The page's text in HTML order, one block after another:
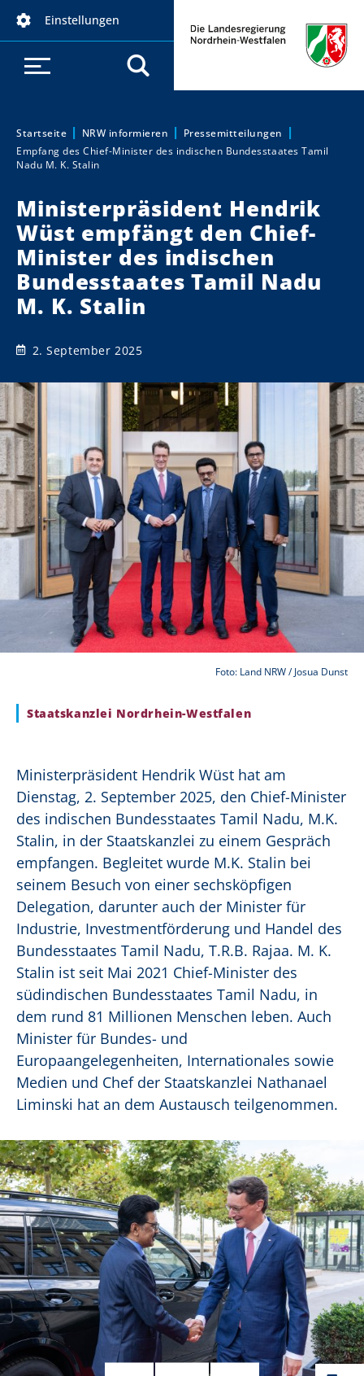
Einstellungen
Sie sind hier:
Startseite NRW informieren
Pressemitteilungen
Empfang des Chief-Minister des indischen Bundesstaates Tamil
Nadu M. K. Stalin
Ministerpräsident Hendrik
Wüst empfängt den Chief-
Minister des indischen
Bundesstaates Tamil Nadu
M. K. Stalin
2. September 2025
Foto: Land NRW / Josua Dunst
Staatskanzlei Nordrhein-Westfalen
Ministerpräsident Hendrik Wüst hat am
Dienstag, 2. September 2025, den Chief-Minister
des indischen Bundesstaates Tamil Nadu, M.K.
Stalin, in der Staatskanzlei zu einem Gespräch
empfangen. Begleitet wurde M.K. Stalin bei
seinem Besuch von einer sechsköpfigen
Delegation, darunter auch der Minister für
Industrie, Investmentförderung und Handel des
Bundesstaates Tamil Nadu, T.R.B. Rajaa. M. K.
Stalin ist seit Mai 2021 Chief-Minister des
südindischen Bundesstaates Tamil Nadu, in
dem rund 81 Millionen Menschen leben. Auch
Minister für Bundes- und
Europaangelegenheiten, Internationales sowie
Medien und Chef der Staatskanzlei Nathanael
Liminski hat an dem Austausch teilgenommen.